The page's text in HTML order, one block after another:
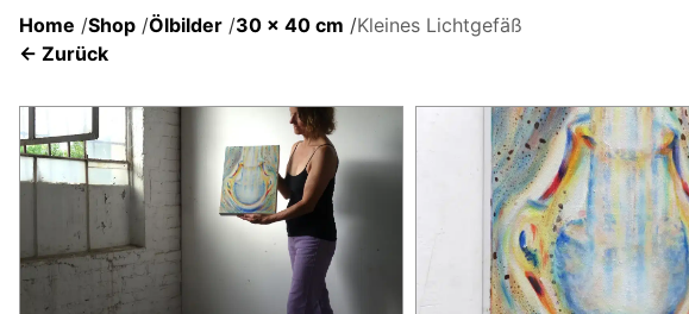
Home /Shop /Ölbilder /30 x 40 cm /Kleines Lichtgefäß
← Zurück